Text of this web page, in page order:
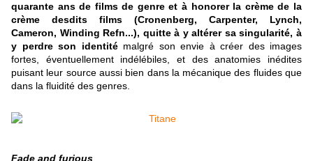
quarante ans de films de genre et à honorer la crème de la
crème desdits films (Cronenberg, Carpenter, Lynch,
Cameron, Winding Refn...), quitte à y altérer sa singularité, à
y perdre son identitémalgré son envie à créer des images
fortes, éventuellement indélébiles, et des anatomies inédites
puisant leur source aussi bien dans la mécanique des fluides que
dans la fluidité des genres.
Fade and furious